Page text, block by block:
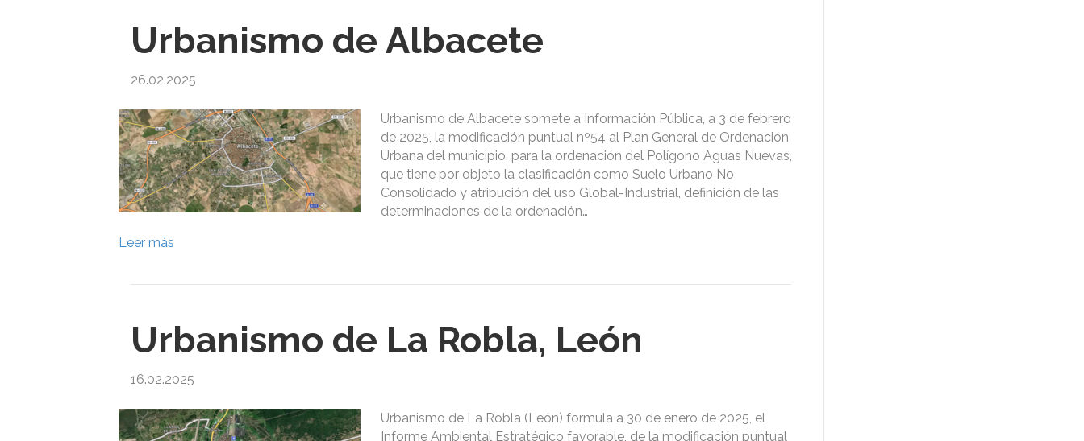
Urbanismo de Albacete
26.02.2025
Urbanismo de Albacete somete a Información Pública, a 3 de febrero
de 2025, la modificación puntual nº54 al Plan General de Ordenación
Urbana del municipio, para la ordenación del Polígono Aguas Nuevas,
que tiene por objeto la clasificación como Suelo Urbano No
Consolidado y atribución del uso Global-Industrial, definición de las
determinaciones de la ordenación…
Leer más
Urbanismo de La Robla, León
16.02.2025
Urbanismo de La Robla (León) formula a 30 de enero de 2025, el
Informe Ambiental Estratégico favorable, de la modificación puntual